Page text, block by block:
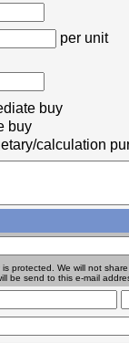
per unit
buy
buy
calculation
is protected. We will not
be send to this e-mail